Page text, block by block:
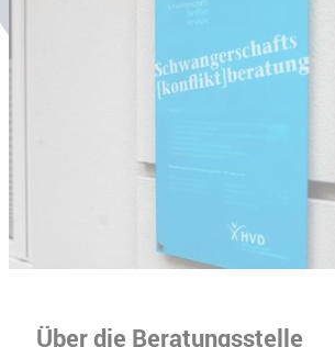
Über die Beratungsstelle